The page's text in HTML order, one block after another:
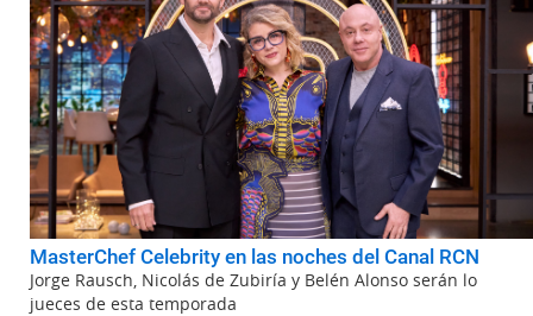
MasterChef Celebrity en las noches del Canal RCN
Jorge Rausch, Nicolás de Zubiría y Belén Alonso serán lo
jueces de esta temporada